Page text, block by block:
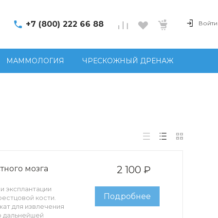
+7 (800) 222 66 88 Войти
МАММОЛОГИЯ ЧРЕСКОЖНЫЙ ДРЕНАЖ
2 100 ₽
Подробнее
мозга
эксплантации
кости.
для извлечения
дальнейшей